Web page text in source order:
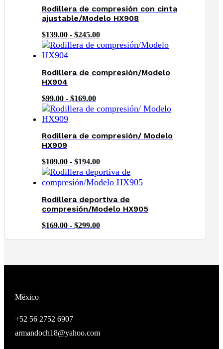
Rodillera de compresión con cinta
ajustable/Modelo HX908
$139.00 - $245.00Rango
de
precios:
hasta
Rodillera de compresión/Modelo
HX904
$99.00 - $169.00Rango
de
precios:
$99.00
hasta
Rodillera de compresión/ Modelo
HX909
$109.00 - $194.00Rango
de
precios:
desde
$109.00
hasta
$194.00
Rodillera deportiva de
compresión/Modelo HX905
$169.00 - $299.00Rango
precios:
México
+52 56 2752 6907
armandoch18@yahoo.com